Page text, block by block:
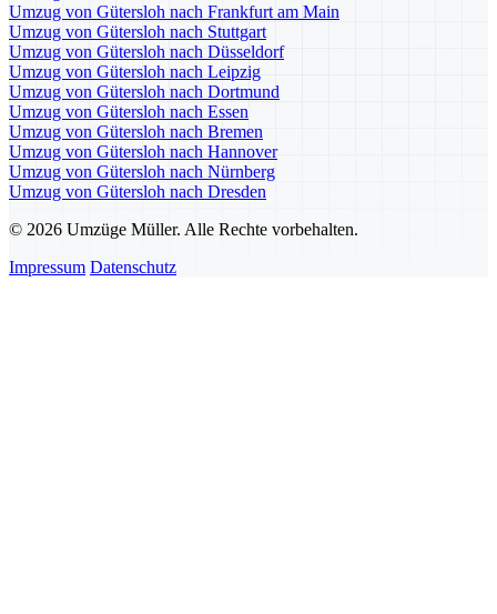
Umzug von Gütersloh nach Frankfurt am Main
Umzug von Gütersloh nach Stuttgart
Umzug von Gütersloh nach Düsseldorf
Umzug von Gütersloh nach Leipzig
Umzug von Gütersloh nach Dortmund
Umzug von Gütersloh nach Essen
Umzug von Gütersloh nach Bremen
Umzug von Gütersloh nach Hannover
Umzug von Gütersloh nach Nürnberg
Umzug von Gütersloh nach Dresden
© 2026 Umzüge Müller. Alle Rechte vorbehalten.
Impressum Datenschutz